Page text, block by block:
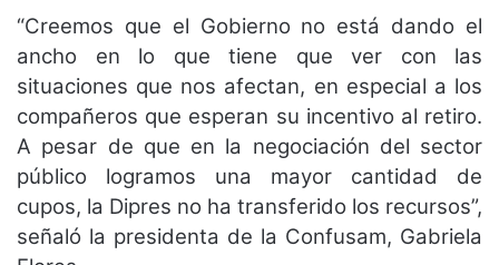
“Creemos que el Gobierno no está dando el
ancho en lo que tiene que ver con las
situaciones que nos afectan, en especial a los
compañeros que esperan su incentivo al retiro.
A pesar de que en la negociación del sector
público logramos una mayor cantidad de
cupos, la Dipres no ha transferido los recursos”,
señaló la presidenta de la Confusam, Gabriela